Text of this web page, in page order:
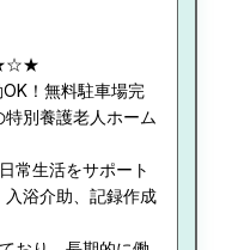
！無料駐車場完
別養護老人ホーム
常生活をサポート
浴介助、記録作成